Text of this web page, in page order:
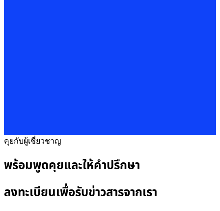
คุยกับผู้เชี่ยวชาญ
พร้อมพูดคุยและให้คำปรึกษา
ลงทะเบียนเพื่อรับข่าวสารจากเรา